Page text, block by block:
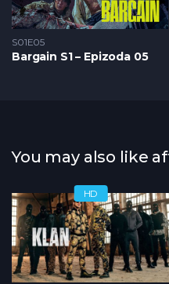
S01E05
Bargain S1 – Epizoda 05
You may also like
HD